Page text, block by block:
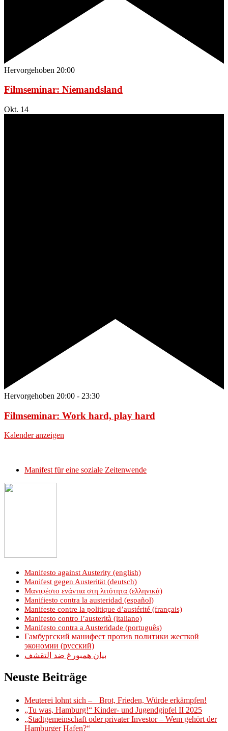
Hervorgehoben 20:00
Filmseminar: Niemandsland
Okt. 14
Hervorgehoben 20:00 - 23:30
Filmseminar: Work hard, play hard
Kalender anzeigen
Manifest für eine soziale Zeitenwende
Manifesto against Austerity (english)
Manifest gegen Austerität (deutsch)
Μανιφέστο ενάντια στη λιτότητα (ελληνικά)
Manifiesto contra la austeridad (español)
Manifeste contre la politique d’austérité (français)
Manifesto contro l’austerità (italiano)
Manifesto contra a Austeridade (português)
Гамбургский манифест против политики жесткой
экономии (русский)
بيان همبورغ ضد التقشف
Neuste Beiträge
Meuterei lohnt sich – Brot, Frieden, Würde erkämpfen!
„Tu was, Hamburg!“ Kinder- und Jugendgipfel II 2025
„Stadtgemeinschaft oder privater Investor – Wem gehört der
Hamburger Hafen?“